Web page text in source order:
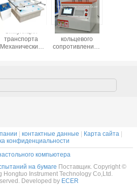
транспорта
Механический
Испытатель
кольцевого
сопротивления /
сопротивления
| контактные данные | Карта сайта |
конфиденциальности
компьютера
на бумаге Поставщик. Copyright ©
Instrument Technology Co,Ltd.
Developed by ECER